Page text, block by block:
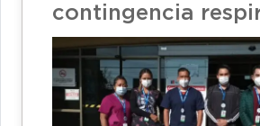
contingencia